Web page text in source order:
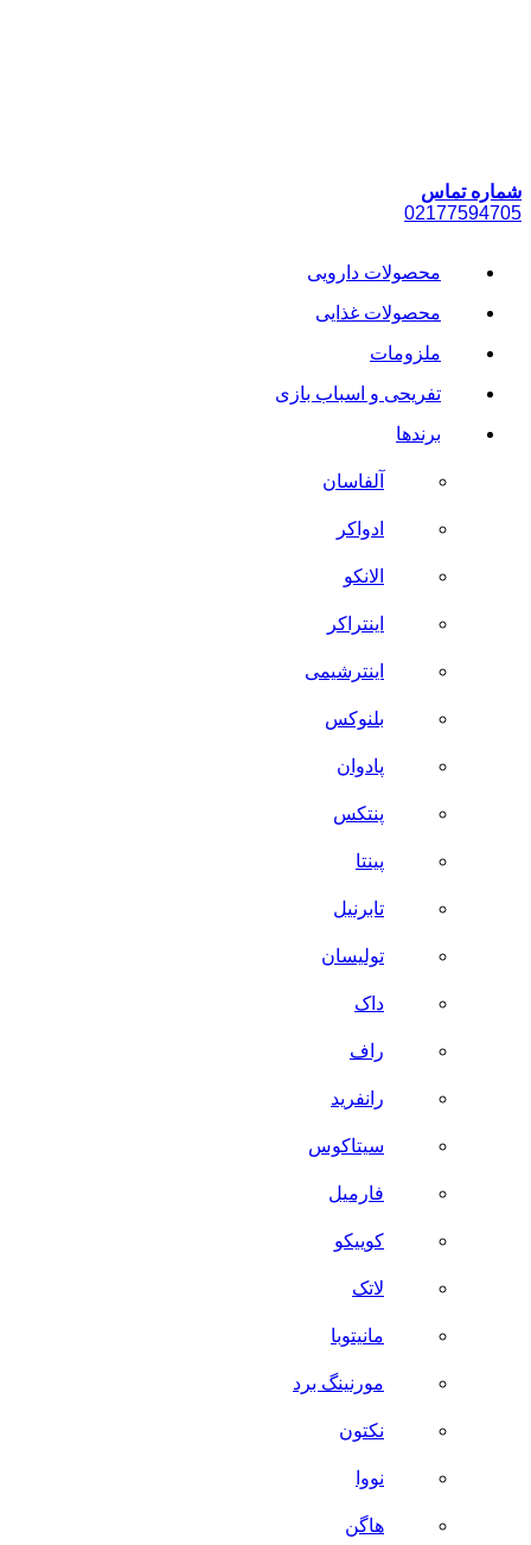
شماره تماس
02177594705
محصولات دارویی
محصولات غذایی
ملزومات
تفریحی و اسباب بازی
برندها
آلفاسان
ادواکر
الانکو
اینتراکر
اینترشیمی
بلنوکس
پادوان
پنتکس
پینتا
تابرنیل
تولیسان
داک
راف
رانفرید
سیتاکوس
فارمیل
کوییکو
لاتک
مانیتوبا
مورنینگ برد
نکتون
نووا
هاگن